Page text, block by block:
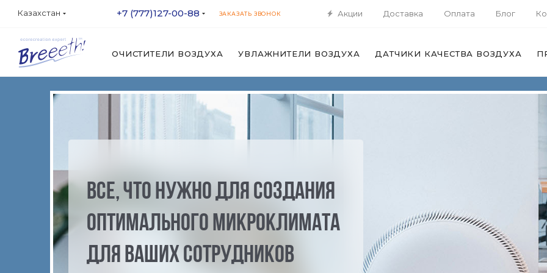
Казахстан +7 (777)127-00-88 ЗАКАЗАТЬ ЗВОНОК Акции Доставка Оплата Блог
ОЧИСТИТЕЛИ ВОЗДУХА УВЛАЖНИТЕЛИ ВОЗДУХА ДАТЧИКИ КАЧЕСТВА ВОЗДУХА
Все, что нужно для создания
оптимального микроклимата
для ваших сотрудников